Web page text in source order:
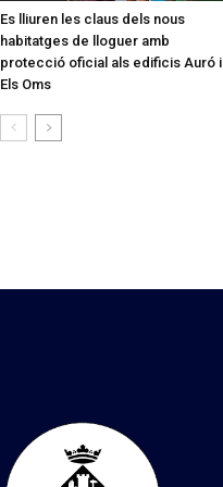
Es lliuren les claus dels nous
habitatges de lloguer amb
protecció oficial als edificis Auró i
Els Oms